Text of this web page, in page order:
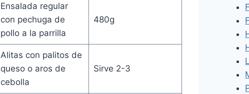
Ensalada regular
con pechuga de
pollo a la parrilla
480g
Alitas con palitos de
queso o aros de
cebolla
Sirve 2-3